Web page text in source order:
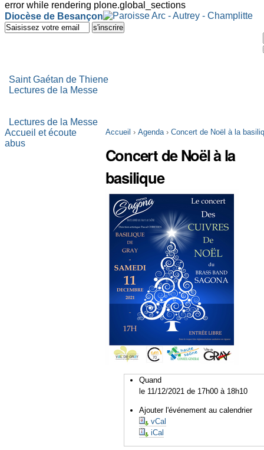
error while rendering plone.global_sections
Outils
personnels
Diocèse de Besançon
Aller
au
à
la
Saint Gaétan de Thiene
Lectures de la Messe
Lectures de la Messe
Accueil › Agenda › Concert de Noël à la
Concert de Noël à la
basilique
Quand
le 11/12/2021 de 17h00 à 18h10
Ajouter l'événement au calendrier
vCal
iCal
Accueil et écoute
abus